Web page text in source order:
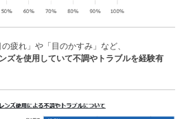
疲れ」や「目のかすみ」など、
ズを使用していて不調やトラブルを経験有